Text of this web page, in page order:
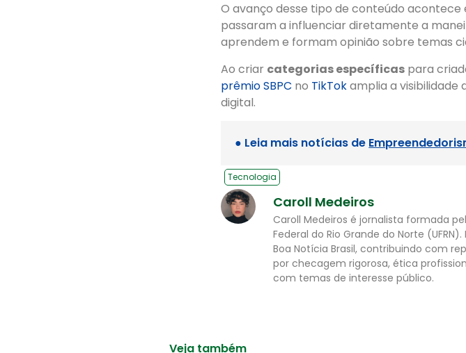
O avanço desse tipo de conteúdo
passaram a influenciar diretamente a
aprendem e formam opinião sobre temas
Ao criar categorias específicas para
prêmio SBPC no TikTokamplia a visibilidade
digital.
● Leia mais notícias de
Tecnologia
Caroll Medeiros
Caroll Medeiros é jornalista formada
Federal do Rio Grande do Norte
Boa Notícia Brasil, contribuindo com
por checagem rigorosa, ética
com temas de interesse público.
Veja também